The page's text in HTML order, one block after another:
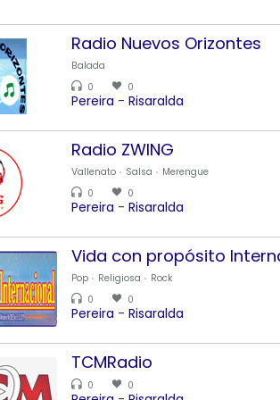
Radio Nuevos Orizontes
Balada
0
0
Pereira - Risaralda
Radio ZWING
Vallenato Salsa
Merengue
0
0
Pereira - Risaralda
Vida con propósito
Pop Religiosa
Rock
0
0
Pereira - Risaralda
TCMRadio
0 0